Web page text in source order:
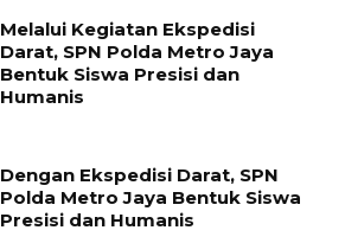
Melalui Kegiatan Ekspedisi
Darat, SPN Polda Metro Jaya
Bentuk Siswa Presisi dan
Humanis
Dengan Ekspedisi Darat, SPN
Polda Metro Jaya Bentuk Siswa
Presisi dan Humanis